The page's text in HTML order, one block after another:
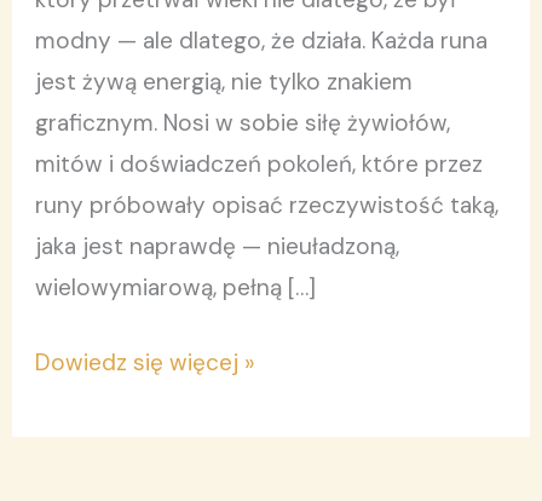
modny — ale dlatego, że działa. Każda runa
jest żywą energią, nie tylko znakiem
graficznym. Nosi w sobie siłę żywiołów,
mitów i doświadczeń pokoleń, które przez
runy próbowały opisać rzeczywistość taką,
jaka jest naprawdę — nieuładzoną,
wielowymiarową, pełną […]
Dowiedz się więcej »